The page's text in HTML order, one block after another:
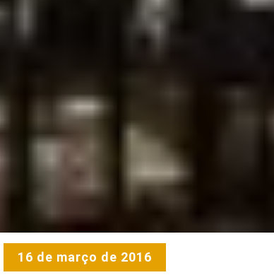
16 de março de 2016